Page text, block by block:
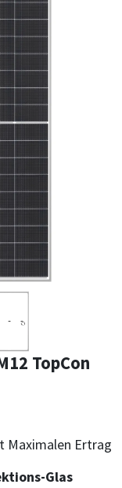
TopCon
Maximalen Ertrag
Glas